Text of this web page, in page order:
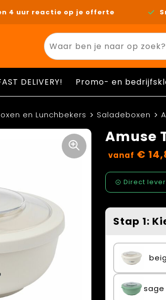
4 uur reactie op je offerte
DELIVERY! Promo- en
en Lunchbekers Saladeboxen
Amuse
vanaf €
Direct
Stap 1: